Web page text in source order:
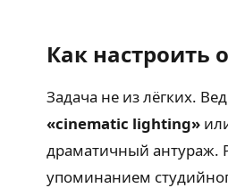
Как настроить
Задача не из лёгких.
«cinematic lighting»
драматичный антураж.
упоминанием